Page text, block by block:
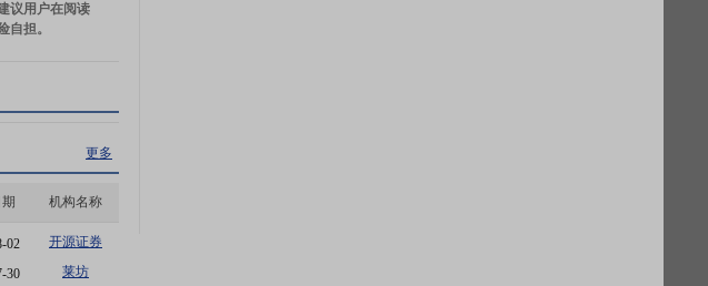
议用户在阅读
担。
更多
机构名称
02
开源证券
30
莱坊